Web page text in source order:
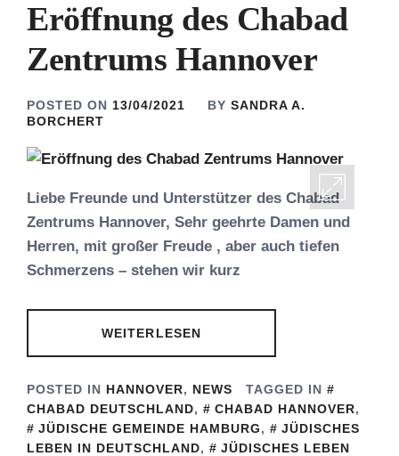
Eröffnung des Chabad
Zentrums Hannover
POSTED ON 13/04/2021 BY SANDRA A.
BORCHERT
Liebe Freunde und Unterstützer des Chabad
Zentrums Hannover, Sehr geehrte Damen und
Herren, mit großer Freude , aber auch tiefen
Schmerzens – stehen wir kurz
WEITERLESEN
POSTED IN HANNOVER, NEWS
TAGGED IN
CHABAD DEUTSCHLAND, CHABAD HANNOVER,
JÜDISCHE GEMEINDE HAMBURG,
JÜDISCHES
LEBEN IN DEUTSCHLAND,
JÜDISCHES LEBEN